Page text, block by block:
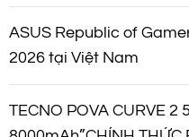
ASUS Republic of
2026 tại Việt Nam
TECNO POVA CURVE 2